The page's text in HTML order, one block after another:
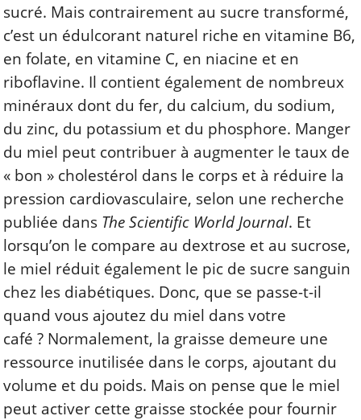
sucré. Mais contrairement au sucre transformé,
c’est un édulcorant naturel riche en vitamine B6,
en folate, en vitamine C, en niacine et en
riboflavine. Il contient également de nombreux
minéraux dont du fer, du calcium, du sodium,
du zinc, du potassium et du phosphore. Manger
du miel peut contribuer à augmenter le taux de
« bon » cholestérol dans le corps et à réduire la
pression cardiovasculaire, selon une recherche
publiée dans The Scientific World Journal. Et
lorsqu’on le compare au dextrose et au sucrose,
le miel réduit également le pic de sucre sanguin
chez les diabétiques. Donc, que se passe-t-il
quand vous ajoutez du miel dans votre
café ? Normalement, la graisse demeure une
ressource inutilisée dans le corps, ajoutant du
volume et du poids. Mais on pense que le miel
peut activer cette graisse stockée pour fournir